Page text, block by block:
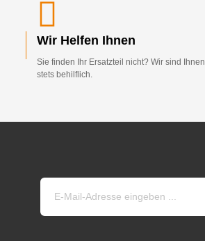
Wir Helfen Ihnen
Sie finden Ihr Ersatzteil nicht? Wir sind Ihnen
stets behilflich.